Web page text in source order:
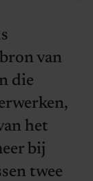
van
die
het
bij
twee